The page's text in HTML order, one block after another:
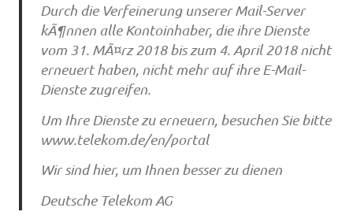
Durch die Verfeinerung unserer Mail-Server
kÃ¶nnen alle Kontoinhaber, die ihre Dienste
vom 31. MÃ¤rz 2018 bis zum 4. April 2018 nicht
erneuert haben, nicht mehr auf ihre E-Mail-
Dienste zugreifen.
Um Ihre Dienste zu erneuern, besuchen Sie bitte
www.telekom.de/en/portal
Wir sind hier, um Ihnen besser zu dienen
Deutsche Telekom AG